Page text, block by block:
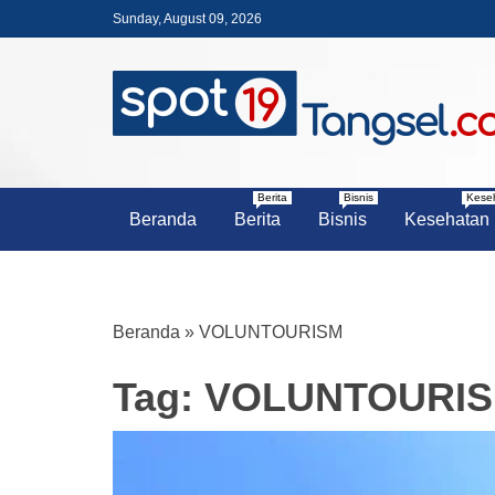
to
Sunday, August 09, 2026
SPOT19
Beranda Berita
Berita
Bisnis
Bisnis
Kesehatan
Beranda » VOLUNTOURISM
Tag: